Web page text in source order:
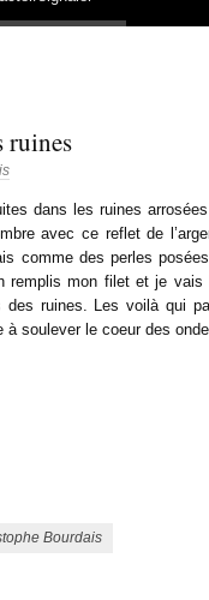
ruines
dans les ruines arrosées
avec ce reflet de
comme des perles
remplis mon filet et je vais
ruines. Les voilà qui
à soulever le coeur des
Bourdais